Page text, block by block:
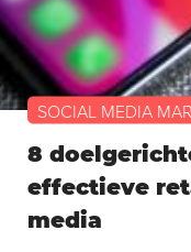
SOCIAL MEDIA
8
effectieve
media